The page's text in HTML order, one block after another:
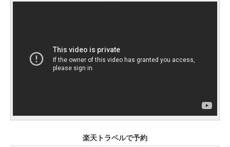
楽天トラベルで予約